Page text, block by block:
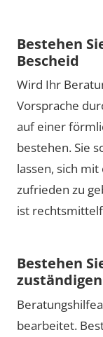
Bestehen
Bescheid
Wird Ihr
Vorsprache
auf einer
bestehen. Sie
lassen, sich
zufrieden zu
ist
Bestehen
bearbeitet.